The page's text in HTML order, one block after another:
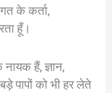
के कर्ता,
हूँ।
हैं, ज्ञान,
पापों को भी हर लेते